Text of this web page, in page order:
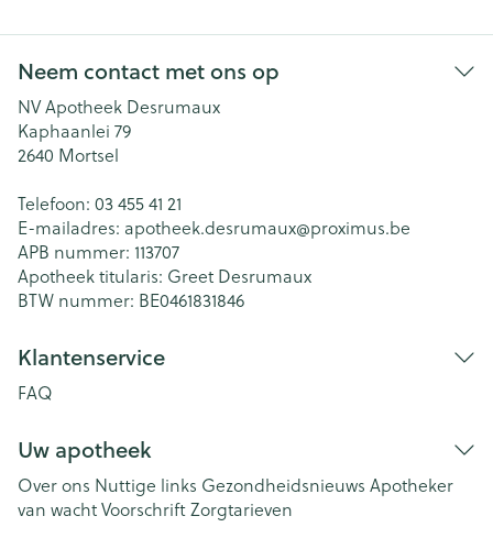
Neem contact met ons op
NV Apotheek Desrumaux
Kaphaanlei 79
2640 Mortsel
Telefoon: 03 455 41 21
E-mailadres: apotheek.desrumaux@proximus.be
APB nummer: 113707
Apotheek titularis: Greet Desrumaux
BTW nummer: BE0461831846
Klantenservice
FAQ
Uw apotheek
Over ons Nuttige links Gezondheidsnieuws Apotheker
van wachtVoorschriftZorgtarieven